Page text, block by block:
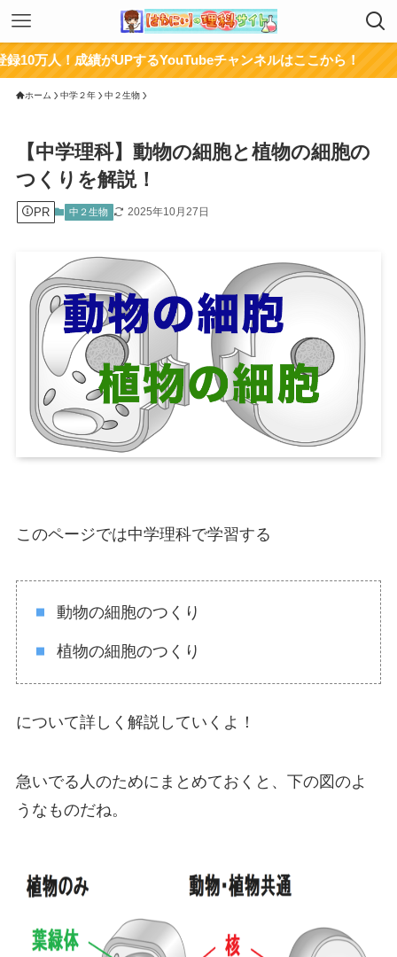
績がUPするYouTubeチャンネルはここから！
ホーム 中学２年 中２生物
【中学理科】動物の細胞と植物の細胞の
つくりを解説！
PR 中２生物 2025年10月27日
このページでは中学理科で学習する
動物の細胞のつくり
植物の細胞のつくり
について詳しく解説していくよ！
急いでる人のためにまとめておくと、下の図のよ
うなものだね。